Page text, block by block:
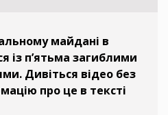
майдані в
із п’ятьма загиблими
Дивіться відео без
про це в тексті